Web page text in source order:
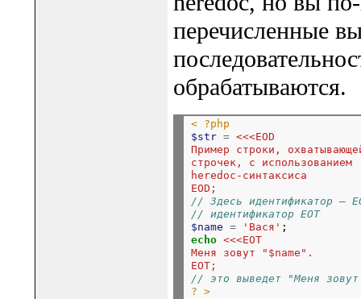
перечисленные
обрабатываются.
< ?php
$str = <<<EOD
Пример строки,
строчек, с использованием
heredoc-синтаксиса
EOD;
// Здесь идентификатор –
// идентификатор EOT
$name = 'Вася'
echo <<<EOT
Меня зовут "$name".
EOT;
// это выведет "Меня
? >